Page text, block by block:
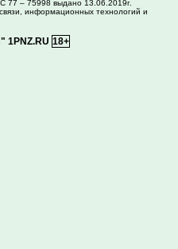
– 75998 выдано 13.06.2019г.
информационных технологий и
1PNZ.RU 18+